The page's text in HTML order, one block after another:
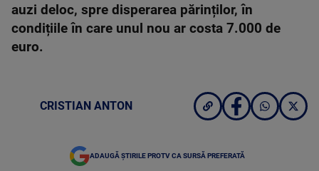
auzi deloc, spre disperarea părinților, în
condițiile în care unul nou ar costa 7.000 de
euro.
CRISTIAN ANTON
ADAUGĂ ȘTIRILE PROTV CA SURSĂ PREFERATĂ